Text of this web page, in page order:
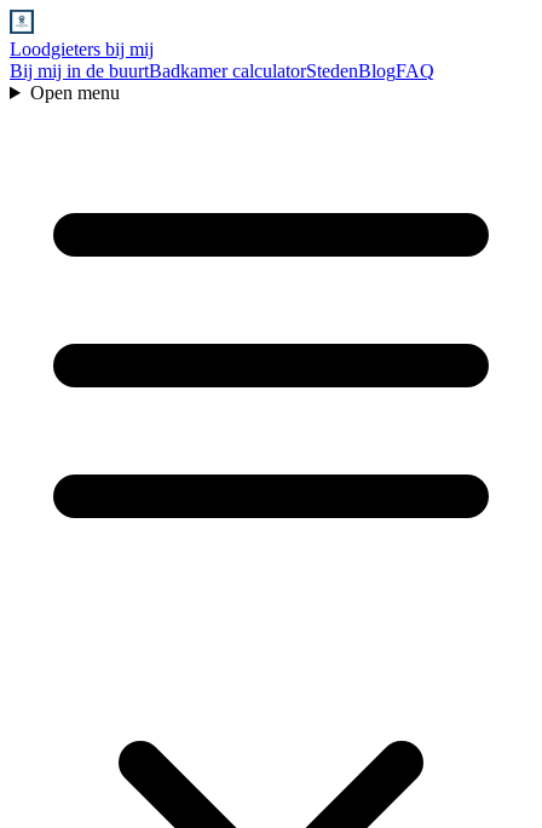
Loodgieters bij mij
Bij mij in de buurtBadkamer calculatorStedenBlogFAQ
Open menu